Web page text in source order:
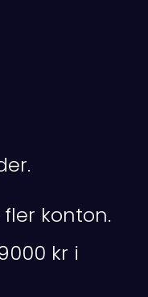
konton.
kr i